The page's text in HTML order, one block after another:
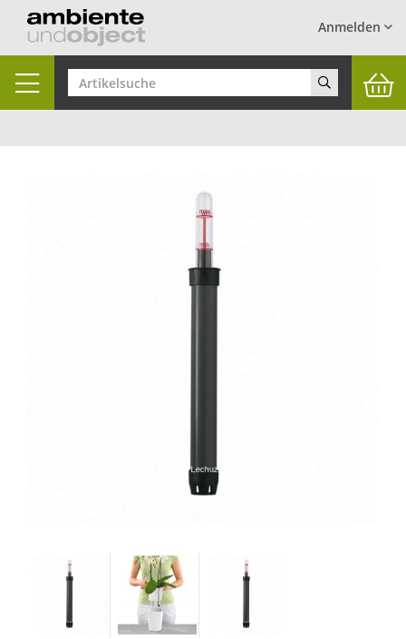
Anmelden
Toggle
navigation